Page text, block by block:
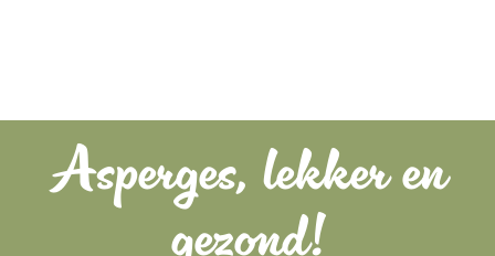
Asperges, lekker en
gezond!